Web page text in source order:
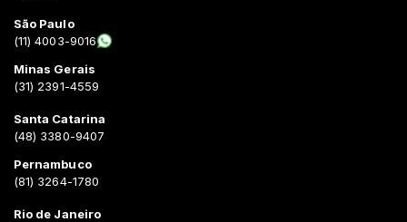
São Paulo
(11) 4003-9016
Minas Gerais
(31) 2391-4559
Santa Catarina
(48) 3380-9407
Pernambuco
(81) 3264-1780
Rio de Janeiro